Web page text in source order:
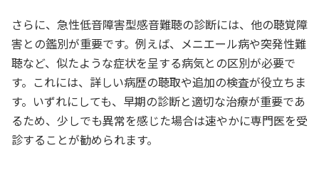
さらに、急性低音障害型感音難聴の診断には、他の聴覚障
害との鑑別が重要です。例えば、メニエール病や突発性難
聴など、似たような症状を呈する病気との区別が必要で
す。これには、詳しい病歴の聴取や追加の検査が役立ちま
す。いずれにしても、早期の診断と適切な治療が重要であ
るため、少しでも異常を感じた場合は速やかに専門医を受
診することが勧められます。